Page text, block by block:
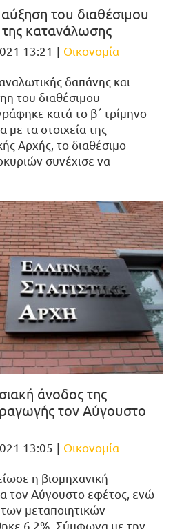
του διαθέσιμου
της κατανάλωσης
13:21 | Οικονομία
δαπάνης και
του διαθέσιμου
κατά το β΄ τρίμηνο
τα στοιχεία της
Αρχής, το διαθέσιμο
συνέχισε να
άνοδος της
τον Αύγουστο
13:05 | Οικονομία
η βιομηχανική
τον Αύγουστο εφέτος, ενώ
μεταποιητικών
6,2%. Σύμφωνα με την